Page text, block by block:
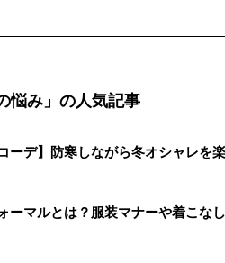
悩み」の人気記事
ーデ】防寒しながら冬オシャレを
ーマルとは？服装マナーや着こな